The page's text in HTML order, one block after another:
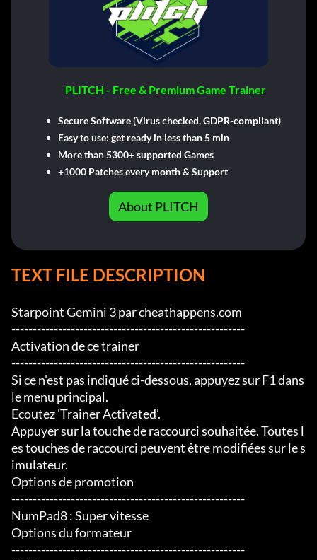
PLITCH - Free & Premium Game Trainer
Secure Software (Virus checked, GDPR-compliant)
Easy to use: get ready in less than 5 min
More than 5300+ supported Games
+1000 Patches every month & Support
About PLITCH
TEXT FILE DESCRIPTION
Starpoint Gemini 3 par cheathappens.com
-------------------------------------------------------
Activation de ce trainer
-------------------------------------------------------
Si ce n'est pas indiqué ci-dessous, appuyez sur F1 dans
le menu principal.
Ecoutez 'Trainer Activated'.
Appuyer sur la touche de raccourci souhaitée. Toutes l
es touches de raccourci peuvent être modifiées sur le s
imulateur.
Options de promotion
-------------------------------------------------------
NumPad8 : Super vitesse
Options du formateur
-------------------------------------------------------